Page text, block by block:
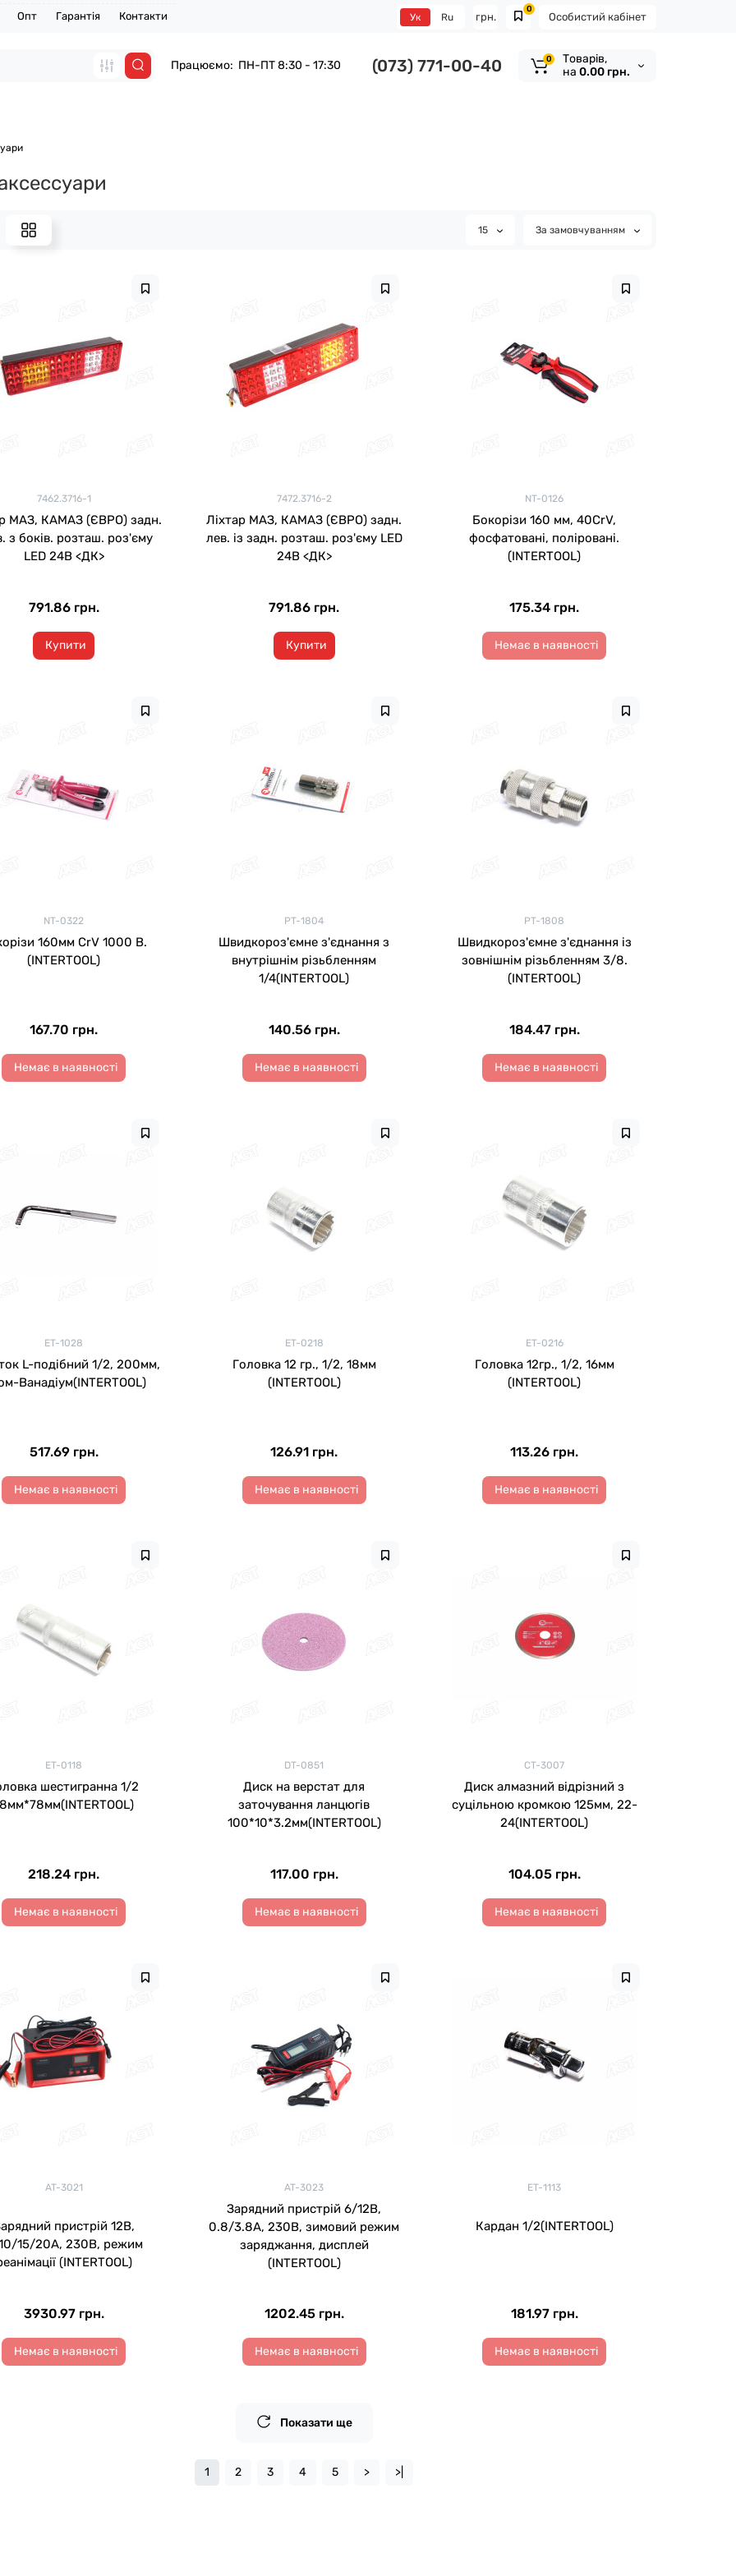
Опт Гарантія Контакти Особистий кабінет
0
грн.
Ук Ru
Працюємо: ПН-ПТ 8:30 - 17:30 (073) 771-00-40 0
Tоварів,
на 0.00 грн.
15 За замовчуванням
7462.3716-1
МАЗ, КАМАЗ (ЄВРО) задн.
з боків. розташ. роз'єму
LED 24В <ДК>
791.86 грн.
Купити
7472.3716-2
Ліхтар МАЗ, КАМАЗ (ЄВРО) задн.
лев. із задн. розташ. роз'єму LED
24В <ДК>
791.86 грн.
Купити
NT-0126
Бокорізи 160 мм, 40CrV,
фосфатовані, поліровані.
(INTERTOOL)
175.34 грн.
Немає в наявності
NT-0322
160мм CrV 1000 В.
(INTERTOOL)
167.70 грн.
Немає в наявності
PT-1804
Швидкороз'ємне з'єднання з
внутрішнім різьбленням
1/4(INTERTOOL)
140.56 грн.
Немає в наявності
PT-1808
Швидкороз'ємне з'єднання із
зовнішнім різьбленням 3/8.
(INTERTOOL)
184.47 грн.
Немає в наявності
ET-1028
L-подібний 1/2, 200мм,
Ванадіум(INTERTOOL)
517.69 грн.
Немає в наявності
ET-0218
Головка 12 гр., 1/2, 18мм
(INTERTOOL)
126.91 грн.
Немає в наявності
ET-0216
Головка 12гр., 1/2, 16мм
(INTERTOOL)
113.26 грн.
Немає в наявності
ET-0118
шестигранна 1/2
218.24 грн.
Немає в наявності
DT-0851
Диск на верстат для
заточування ланцюгів
100*10*3.2мм(INTERTOOL)
117.00 грн.
Немає в наявності
CT-3007
Диск алмазний відрізний з
суцільною кромкою 125мм, 22-
24(INTERTOOL)
104.05 грн.
Немає в наявності
AT-3021
пристрій 12В,
15/20А, 230В, режим
(INTERTOOL)
3930.97 грн.
Немає в наявності
AT-3023
Зарядний пристрій 6/12В,
0.8/3.8А, 230В, зимовий режим
заряджання, дисплей
(INTERTOOL)
1202.45 грн.
Немає в наявності
ET-1113
Кардан 1/2(INTERTOOL)
181.97 грн.
Немає в наявності
Показати ще
1 2 3 4 5 > >|